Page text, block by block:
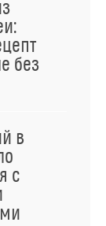
без
в
с